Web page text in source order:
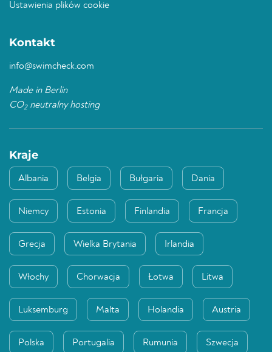
Ustawienia plików cookie
Kontakt
info@swimcheck.com
Made in Berlin
CO2neutralny hosting
Kraje
Albania Belgia Bułgaria Dania
Niemcy Estonia Finlandia Francja
Grecja Wielka Brytania Irlandia
Włochy Chorwacja Łotwa Litwa
Luksemburg Malta Holandia Austria
Polska Portugalia Rumunia Szwecja